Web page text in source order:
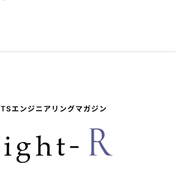
エンジニアリングマガジン